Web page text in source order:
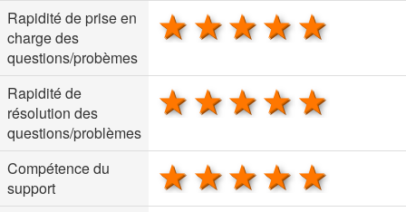
Rapidité de prise en
charge des
questions/probèmes
4 stars
3 stars
2 stars
1 star
Rapidité de
résolution des
questions/problèmes
4 stars
3 stars
2 stars
1 star
Compétence du
support
4 stars
3 stars
2 stars
1 star